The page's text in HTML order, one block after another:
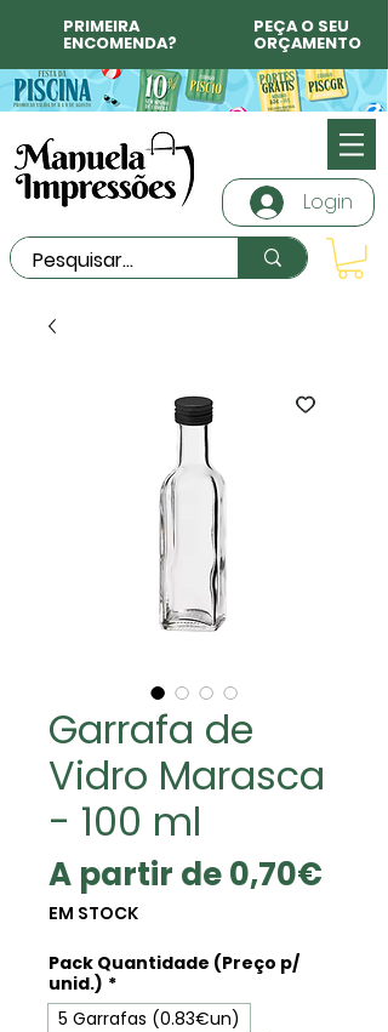
PRIMEIRA
ENCOMENDA?
PEÇA O SEU
ORÇAMENTO
Login
Garrafa de
Vidro Marasca
- 100 ml
A partir de0,70€
EM STOCK
Pack Quantidade (Preço p/
unid.) *
5 Garrafas (0.83€un)